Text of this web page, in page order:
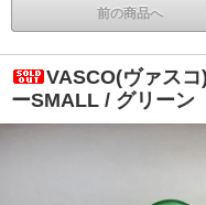
前の商品へ
VASCO(ヴァス
ーSMALL / グリーン